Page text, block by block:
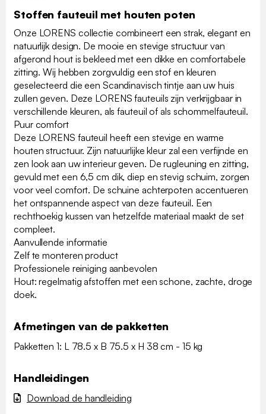
Stoffen fauteuil met houten poten
Onze LORENS collectie combineert een strak, elegant en
natuurlijk design. De mooie en stevige structuur van
afgerond hout is bekleed met een dikke en comfortabele
zitting. Wij hebben zorgvuldig een stof en kleuren
geselecteerd die een Scandinavisch tintje aan uw huis
zullen geven. Deze LORENS fauteuils zijn verkrijgbaar in
verschillende kleuren, als fauteuil of als schommelfauteuil.
Puur comfort
Deze LORENS fauteuil heeft een stevige en warme
houten structuur. Zijn natuurlijke kleur zal een verfijnde en
zen look aan uw interieur geven. De rugleuning en zitting,
gevuld met een 6,5 cm dik, diep en stevig schuim, zorgen
voor veel comfort. De schuine achterpoten accentueren
het ontspannende aspect van deze fauteuil. Een
rechthoekig kussen van hetzelfde materiaal maakt de set
compleet.
Aanvullende informatie
Zelf te monteren product
Professionele reiniging aanbevolen
Hout: regelmatig afstoffen met een schone, zachte, droge
doek.
Afmetingen van de pakketten
Pakketten 1: L 78.5 x B 75.5 x H 38 cm - 15 kg
Handleidingen
Download de handleiding